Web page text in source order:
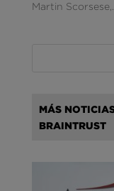
Martin Scorsese,...
MÁS
BRAINTRUST